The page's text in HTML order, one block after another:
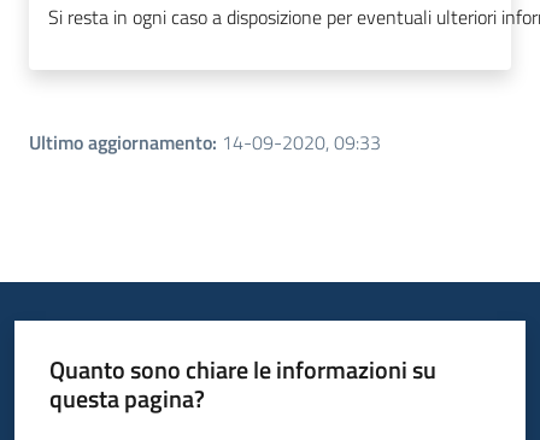
Si resta in ogni caso a disposizione per eventuali ulteriori
Ultimo aggiornamento: 14-09-2020, 09:33
Quanto sono chiare le informazioni su
questa pagina?